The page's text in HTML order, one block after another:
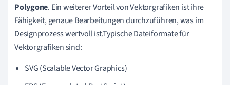
Polygone. Ein weiterer Vorteil von Vektorgrafiken ist ihre
Fähigkeit, genaue Bearbeitungen durchzuführen, was im
Designprozess wertvoll ist.Typische Dateiformate für
Vektorgrafiken sind:
SVG (Scalable Vector Graphics)